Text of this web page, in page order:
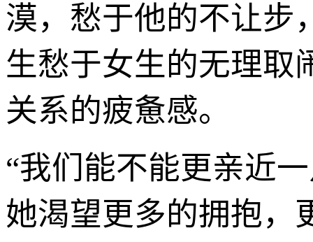
漠，愁于他的不让步
生愁于女生的无理取
关系的疲惫感。
“我们能不能更亲近
她渴望更多的拥抱，